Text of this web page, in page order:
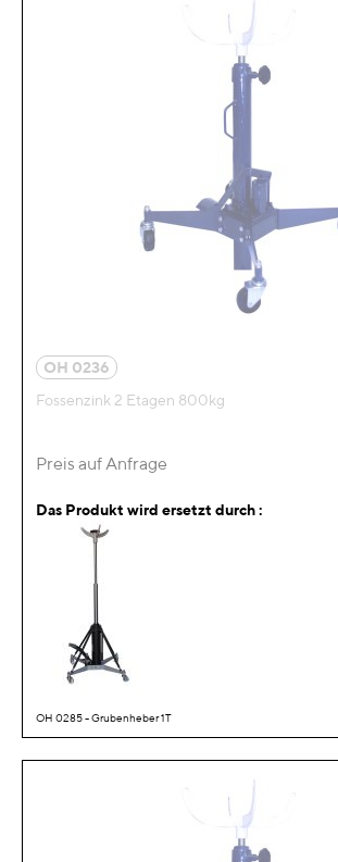
OH 0236
Fossenzink 2 Etagen 800kg
Preis auf Anfrage
Das Produkt wird ersetzt durch :
OH 0285 - Grubenheber 1T